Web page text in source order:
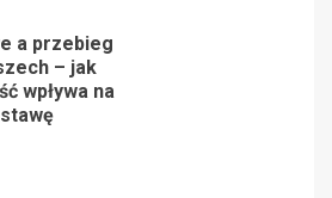
a przebieg
– jak
wpływa na